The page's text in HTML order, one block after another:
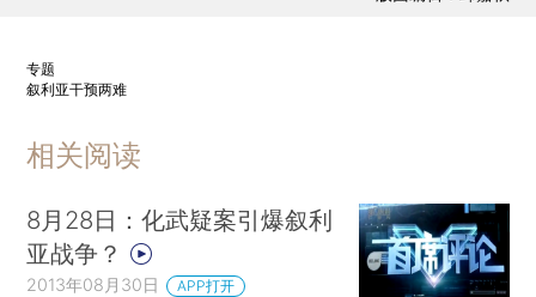
专题
叙利亚干预两难
相关阅读
8月28日：化武疑案引爆叙利
亚战争？
2013年08月30日 APP打开